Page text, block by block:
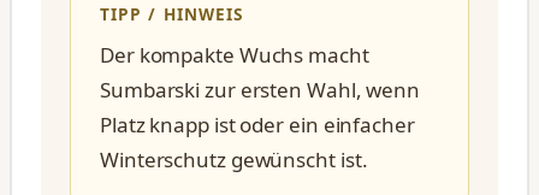
TIPP / HINWEIS
Der kompakte Wuchs macht
Sumbarski zur ersten Wahl, wenn
Platz knapp ist oder ein einfacher
Winterschutz gewünscht ist.